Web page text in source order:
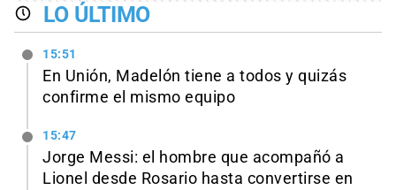
LO ÚLTIMO
15:51
En Unión, Madelón tiene a todos y quizás
confirme el mismo equipo
15:47
Jorge Messi: el hombre que acompañó a
Lionel desde Rosario hasta convertirse en